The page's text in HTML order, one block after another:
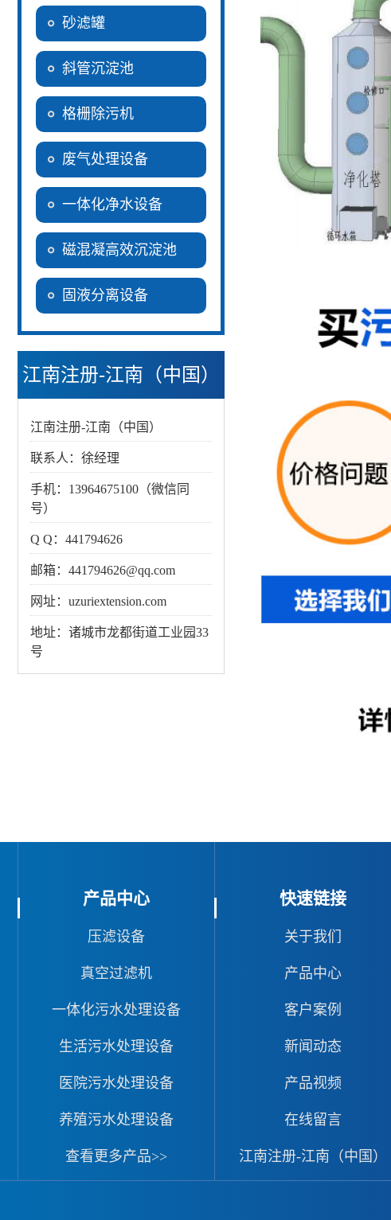
砂滤罐
斜管沉淀池
格栅除污机
废气处理设备
一体化净水设备
磁混凝高效沉淀池
固液分离设备
江南注册-江南（中国）
江南注册-江南（中国）
联系人：徐经理
手机：13964675100（微信同
号）
Q Q：441794626
邮箱：441794626@qq.com
网址：uzuriextension.com
地址：诸城市龙都街道工业园33
号
产品中心
压滤设备
真空过滤机
一体化污水处理设备
生活污水处理设备
医院污水处理设备
养殖污水处理设备
查看更多产品>>
快速链接
关于我们
产品中心
客户案例
新闻动态
产品视频
在线留言
江南注册-江南（中国）